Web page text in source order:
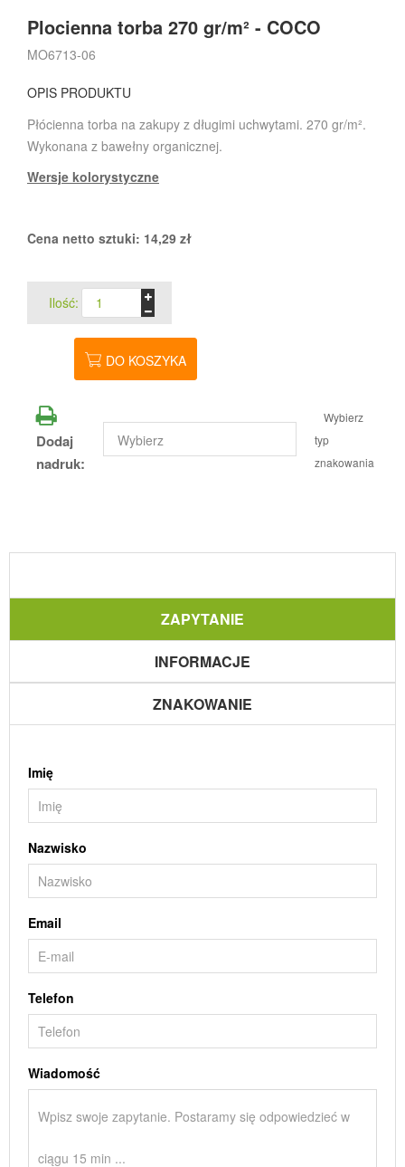
Plocienna torba 270 gr/m² - COCO
MO6713-06
OPIS PRODUKTU
Płócienna torba na zakupy z długimi uchwytami. 270 gr/m².
Wykonana z bawełny organicznej.
Wersje kolorystyczne
Cena netto sztuki: 14,29 zł
Ilość:
DO KOSZYKA
Dodaj
nadruk:
Wybierz
typ
znakowania
ZAPYTANIE
INFORMACJE
ZNAKOWANIE
Imię
Nazwisko
Email
Telefon
Wiadomość